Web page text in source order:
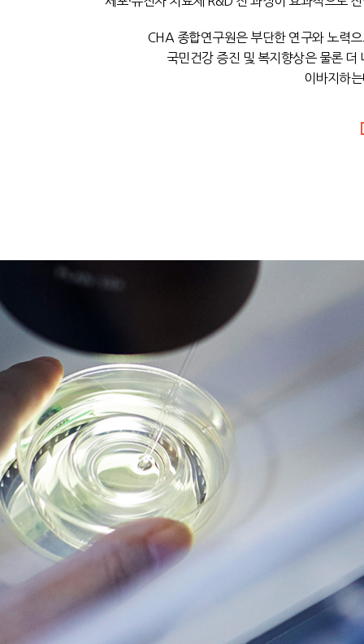
CHA 종합연구원은 부단한 연구와 노력
국민건강 증진 및 복지향상은 물론
이바지하